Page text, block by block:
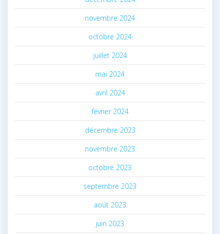
novembre 2024
octobre 2024
juillet 2024
mai 2024
avril 2024
février 2024
décembre 2023
novembre 2023
octobre 2023
septembre 2023
août 2023
juin 2023